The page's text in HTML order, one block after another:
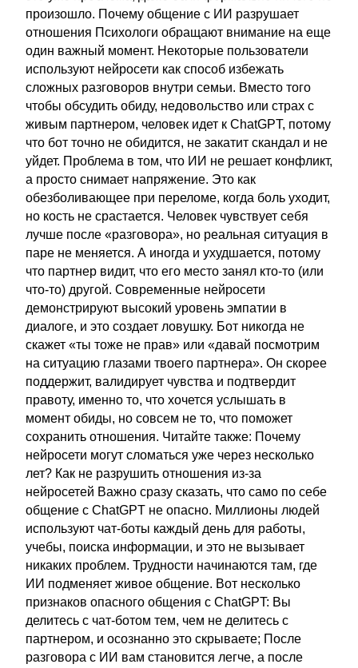
произошло. Почему общение с ИИ разрушает
отношения Психологи обращают внимание на еще
один важный момент. Некоторые пользователи
используют нейросети как способ избежать
сложных разговоров внутри семьи. Вместо того
чтобы обсудить обиду, недовольство или страх с
живым партнером, человек идет к ChatGPT, потому
что бот точно не обидится, не закатит скандал и не
уйдет. Проблема в том, что ИИ не решает конфликт,
а просто снимает напряжение. Это как
обезболивающее при переломе, когда боль уходит,
но кость не срастается. Человек чувствует себя
лучше после «разговора», но реальная ситуация в
паре не меняется. А иногда и ухудшается, потому
что партнер видит, что его место занял кто-то (или
что-то) другой. Современные нейросети
демонстрируют высокий уровень эмпатии в
диалоге, и это создает ловушку. Бот никогда не
скажет «ты тоже не прав» или «давай посмотрим
на ситуацию глазами твоего партнера». Он скорее
поддержит, валидирует чувства и подтвердит
правоту, именно то, что хочется услышать в
момент обиды, но совсем не то, что поможет
сохранить отношения. Читайте также: Почему
нейросети могут сломаться уже через несколько
лет? Как не разрушить отношения из-за
нейросетей Важно сразу сказать, что само по себе
общение с ChatGPT не опасно. Миллионы людей
используют чат-боты каждый день для работы,
учебы, поиска информации, и это не вызывает
никаких проблем. Трудности начинаются там, где
ИИ подменяет живое общение. Вот несколько
признаков опасного общения с ChatGPT: Вы
делитесь с чат-ботом тем, чем не делитесь с
партнером, и осознанно это скрываете; После
разговора с ИИ вам становится легче, а после